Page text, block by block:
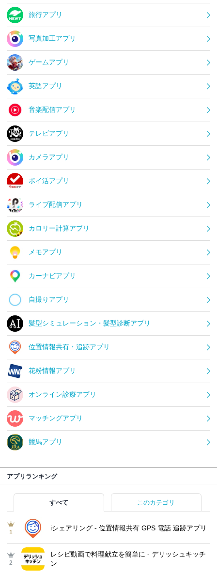
旅行アプリ
写真加工アプリ
ゲームアプリ
英語アプリ
音楽配信アプリ
テレビアプリ
カメラアプリ
ポイ活アプリ
ライブ配信アプリ
カロリー計算アプリ
メモアプリ
カーナビアプリ
自撮りアプリ
髪型シミュレーション・髪型診断アプリ
位置情報共有・追跡アプリ
花粉情報アプリ
オンライン診療アプリ
マッチングアプリ
競馬アプリ
アプリランキング
すべて このカテゴリ
1
iシェアリング - 位置情報共有 GPS 電話 追跡アプリ
2
レシピ動画で料理献立を簡単‪に - デリッシュキッチ
ン